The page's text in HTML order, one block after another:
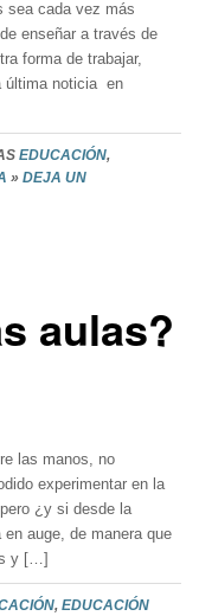
sea cada vez más
enseñar a través de
forma de trabajar,
última noticia en
EDUCACIÓN,
» DEJA UN
aulas?
las manos, no
experimentar en la
¿y si desde la
auge, de manera que
y […]
, EDUCACIÓN